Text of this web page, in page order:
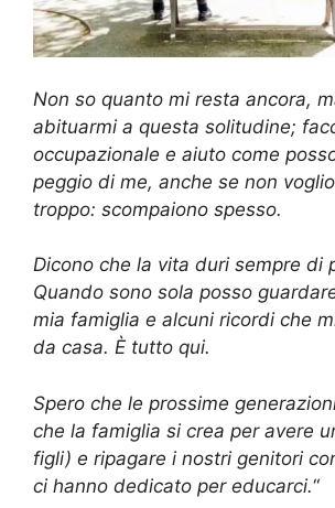
Non so quanto mi resta ancora,
abituarmi a questa solitudine;
occupazionale e aiuto come
peggio di me, anche se non
troppo: scompaiono spesso.
Dicono che la vita duri sempre di
Quando sono sola posso
mia famiglia e alcuni ricordi che
da casa. È tutto qui.
Spero che le prossime
che la famiglia si crea per avere
figli) e ripagare i nostri genitori
ci hanno dedicato per educarci.“